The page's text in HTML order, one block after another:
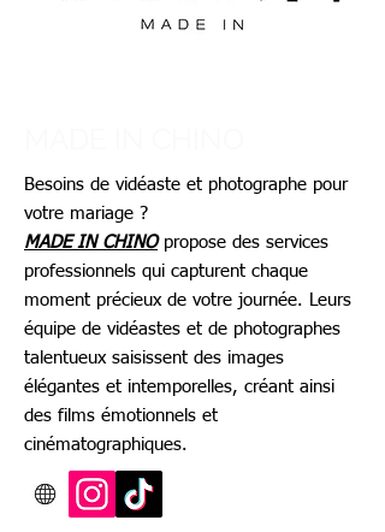
Besoins de vidéaste et photographe pour
votre mariage ?
MADE IN CHINOpropose des services
professionnels qui capturent chaque
moment précieux de votre journée. Leurs
équipe de vidéastes et de photographes
talentueux saisissent des images
élégantes et intemporelles, créant ainsi
des films émotionnels et
cinématographiques.